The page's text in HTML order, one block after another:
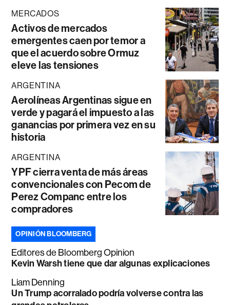
MERCADOS
Activos de mercados
emergentes caen por temor a
que el acuerdo sobre Ormuz
eleve las tensiones
ARGENTINA
Aerolíneas Argentinas sigue en
verde y pagará el impuesto a las
ganancias por primera vez en su
historia
ARGENTINA
YPF cierra venta de más áreas
convencionales con Pecom de
Perez Companc entre los
compradores
OPINIÓN BLOOMBERG
Editores de Bloomberg Opinion
Kevin Warsh tiene que dar algunas explicaciones
Liam Denning
Un Trump acorralado podría volverse contra las